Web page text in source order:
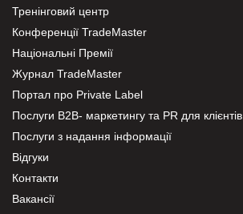
Тренінговий центр
Конференції TradeMaster
Національні Премії
Журнал TradeMaster
Портал про Private Label
Послуги В2В- маркетингу та PR для клієнтів
Послуги з надання інформації
Відгуки
Контакти
Вакансії